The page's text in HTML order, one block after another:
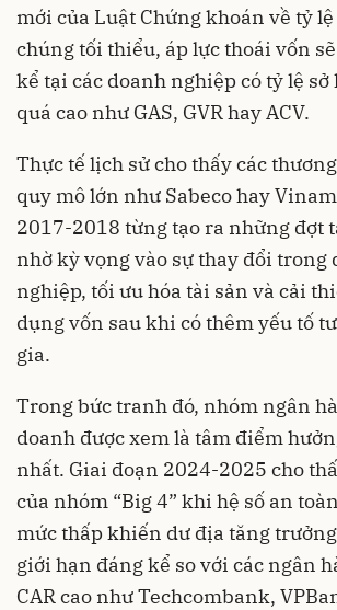
mới của Luật Chứng khoán về tỷ
chúng tối thiểu, áp lực thoái vốn
kể tại các doanh nghiệp có tỷ lệ
quá cao như GAS, GVR hay ACV.
Thực tế lịch sử cho thấy các
quy mô lớn như Sabeco hay
2017-2018 từng tạo ra những đợt
nhờ kỳ vọng vào sự thay đổi
nghiệp, tối ưu hóa tài sản và cải
dụng vốn sau khi có thêm yếu tố
gia.
Trong bức tranh đó, nhóm ngân
doanh được xem là tâm điểm
nhất. Giai đoạn 2024-2025 cho
của nhóm “Big 4” khi hệ số an
mức thấp khiến dư địa tăng
giới hạn đáng kể so với các ngân
CAR cao như Techcombank,